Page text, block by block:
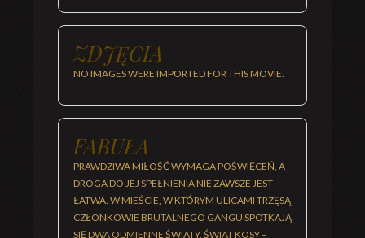
ZDJĘCIA
NO IMAGES WERE IMPORTED FOR THIS MOVIE.
FABUŁA
PRAWDZIWA MIŁOŚĆ WYMAGA POŚWIĘCEŃ, A
DROGA DO JEJ SPEŁNIENIA NIE ZAWSZE JEST
ŁATWA. W MIEŚCIE, W KTÓRYM ULICAMI TRZĘSĄ
CZŁONKOWIE BRUTALNEGO GANGU SPOTKAJĄ
SIĘ DWA ODMIENNE ŚWIATY. ŚWIAT KOSY –